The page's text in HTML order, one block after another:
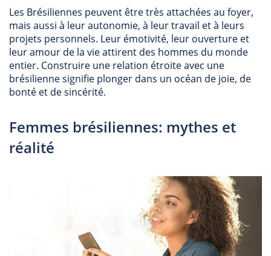
Les Brésiliennes peuvent être très attachées au foyer,
mais aussi à leur autonomie, à leur travail et à leurs
projets personnels. Leur émotivité, leur ouverture et
leur amour de la vie attirent des hommes du monde
entier. Construire une relation étroite avec une
brésilienne signifie plonger dans un océan de joie, de
bonté et de sincérité.
Femmes brésiliennes: mythes et
réalité